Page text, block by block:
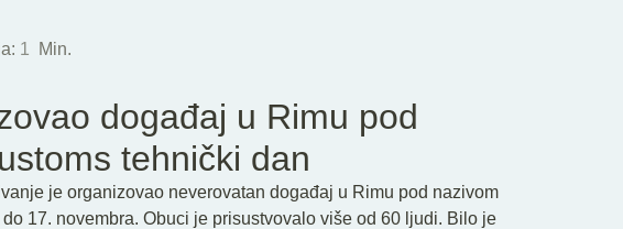
1 Min.
događaj u Rimu pod
tehnički dan
je organizovao neverovatan događaj u Rimu pod nazivom
17. novembra. Obuci je prisustvovalo više od 60 ljudi. Bilo je